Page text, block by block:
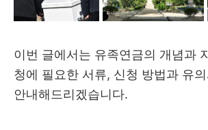
이번 글에서는 유족연금의 개념과
청에 필요한 서류, 신청 방법과 유
안내해드리겠습니다.